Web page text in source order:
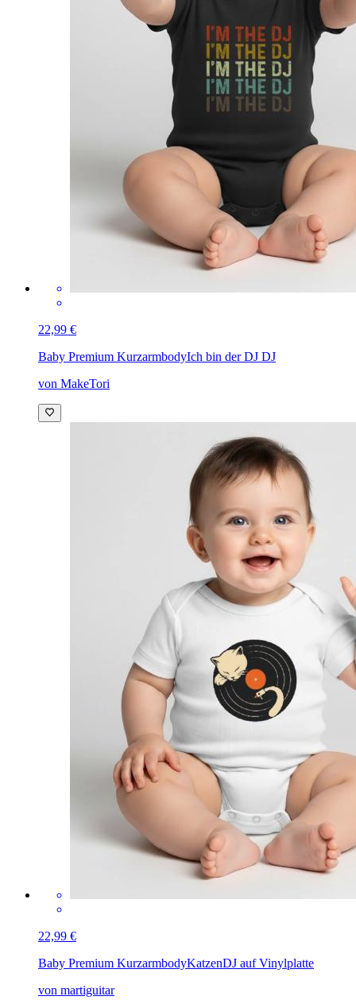
22,99 €
Baby Premium KurzarmbodyIch bin der DJ DJ
von MakeTori
22,99 €
Baby Premium KurzarmbodyKatzenDJ auf Vinylplatte
von martiguitar